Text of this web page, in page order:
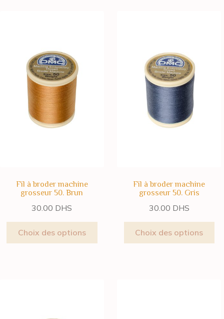
Fil à broder machine
grosseur 50. Brun
30.00 DHS
Choix des options
Fil à broder machine
grosseur 50. Gris
30.00 DHS
Choix des options